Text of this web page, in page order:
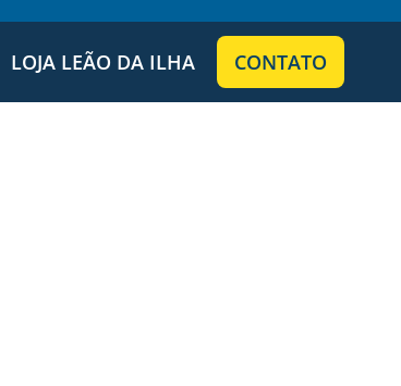
LOJA LEÃO DA ILHA CONTATO